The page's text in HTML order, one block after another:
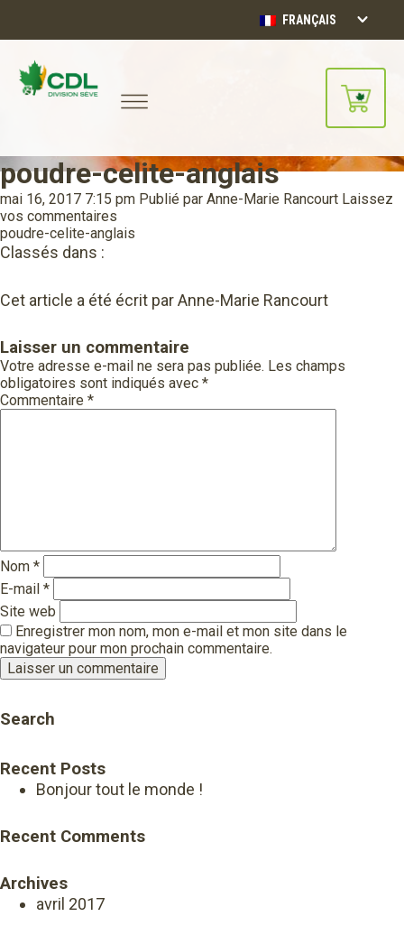
FRANÇAIS
Notre site d'achats en ligne sera
bientôt disponible!!
Merci de votre compréhension.
CONTINUER
poudre-celite-anglais
mai 16, 2017 7:15 pm Publié par Anne-Marie Rancourt Laissez
vos commentaires
poudre-celite-anglais
Classés dans :
Cet article a été écrit par Anne-Marie Rancourt
Laisser un commentaire
Votre adresse e-mail ne sera pas publiée. Les champs
obligatoires sont indiqués avec *
Commentaire *
Nom *
E-mail *
Site web
Enregistrer mon nom, mon e-mail et mon site dans le
navigateur pour mon prochain commentaire.
Search
Recent Posts
Bonjour tout le monde !
Recent Comments
Archives
avril 2017